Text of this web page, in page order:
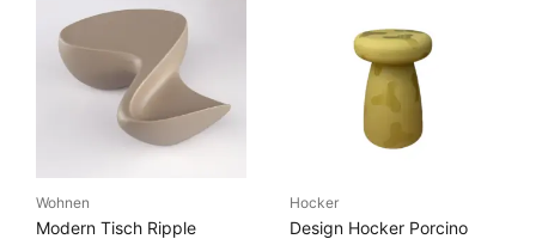
Wohnen
Modern Tisch Ripple
Hocker
Design Hocker Porcino